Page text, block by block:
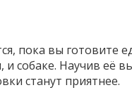
пока вы готовите
собаке. Научив её
станут приятнее.